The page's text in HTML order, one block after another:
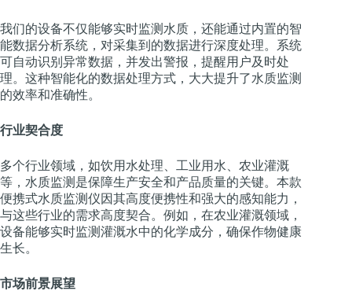
我们的设备不仅能够实时监测水质，还能通过内置的智
能数据分析系统，对采集到的数据进行深度处理。系统
可自动识别异常数据，并发出警报，提醒用户及时处
理。这种智能化的数据处理方式，大大提升了水质监测
的效率和准确性。
行业契合度
多个行业领域，如饮用水处理、工业用水、农业灌溉
等，水质监测是保障生产安全和产品质量的关键。本款
便携式水质监测仪因其高度便携性和强大的感知能力，
与这些行业的需求高度契合。例如，在农业灌溉领域，
设备能够实时监测灌溉水中的化学成分，确保作物健康
生长。
市场前景展望